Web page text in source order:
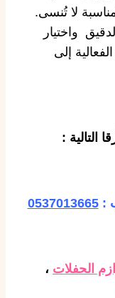
لا تُنسى.
واختيار
إلى
التالية :
:
0537013665
الحفلات ،